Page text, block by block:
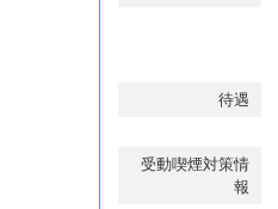
待遇
受動喫煙対策情
報